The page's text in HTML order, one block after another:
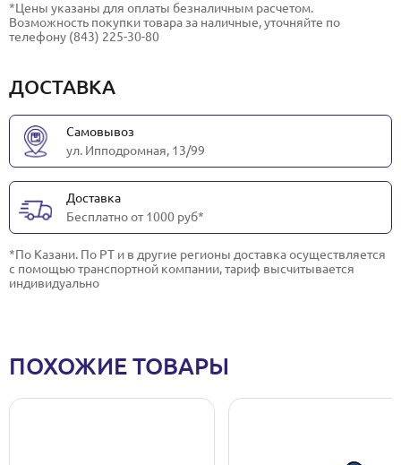
*Цены указаны для оплаты безналичным расчетом.
Возможность покупки товара за наличные, уточняйте по
телефону (843) 225-30-80
ДОСТАВКА
Самовывоз
ул. Ипподромная, 13/99
Доставка
Бесплатно от 1000 руб*
*По Казани. По РТ и в другие регионы доставка осуществляется
с помощью транспортной компании, тариф высчитывается
индивидуально
ПОХОЖИЕ ТОВАРЫ